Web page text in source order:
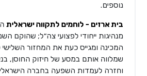
נוספים.
בית ארזים - לוחמים לתקווה ישראלית
מנהיגות ייחודי לפצועי צה״ל; שהוקם
המכינה ומגייס כעת את המחזור השלישי
שמלווה אותם במסע של חיזוק החוסן,
וחזרה לעמדות השפעה בחברה